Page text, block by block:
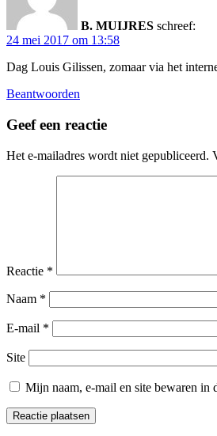
B. MUIJRES schreef:
24 mei 2017 om 13:58
Dag Louis Gilissen, zomaar via het
Beantwoorden
Geef een reactie
Het e-mailadres wordt niet gepubliceerd.
Reactie *
Naam *
E-mail *
Site
Mijn naam, e-mail en site bewaren in